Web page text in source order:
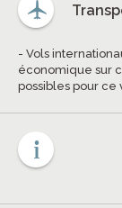
- Vols
économique sur
possibles pour ce